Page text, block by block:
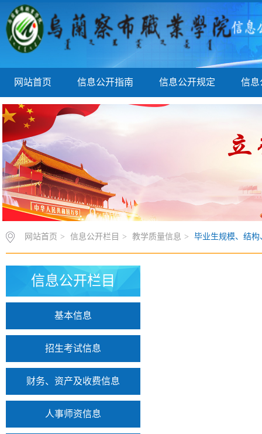
网站首页 信息公开指南 信息公开规定 信息
网站首页 > 信息公开栏目 > 教学质量信息 > 毕业生规模、结
信息公开栏目
基本信息
招生考试信息
财务、资产及收费信息
人事师资信息